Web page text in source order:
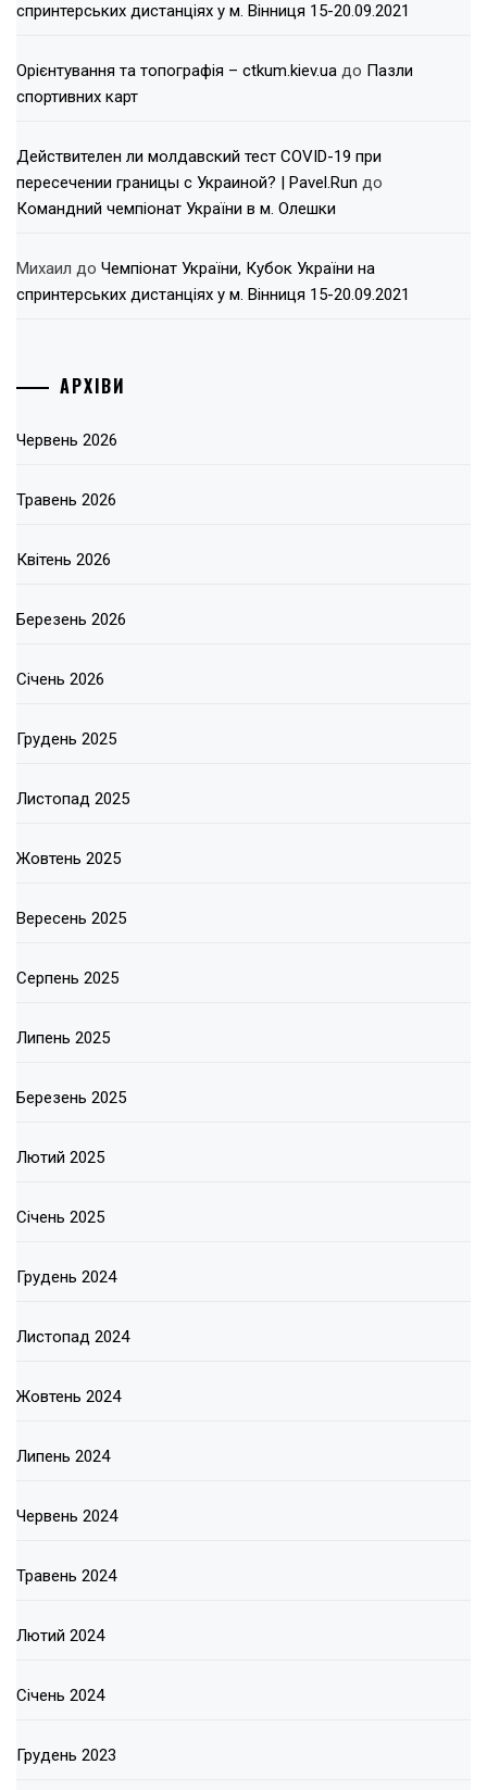
спринтерських дистанціях у м. Вінниця 15-20.09.2021
Орієнтування та топографія – ctkum.kiev.ua до Пазли
спортивних карт
Действителен ли молдавский тест COVID-19 при
пересечении границы с Украиной? | Pavel.Run до
Командний чемпіонат України в м. Олешки
Михаил до Чемпіонат України, Кубок України на
спринтерських дистанціях у м. Вінниця 15-20.09.2021
АРХІВИ
Червень 2026
Травень 2026
Квітень 2026
Березень 2026
Січень 2026
Грудень 2025
Листопад 2025
Жовтень 2025
Вересень 2025
Серпень 2025
Липень 2025
Березень 2025
Лютий 2025
Січень 2025
Грудень 2024
Листопад 2024
Жовтень 2024
Липень 2024
Червень 2024
Травень 2024
Лютий 2024
Січень 2024
Грудень 2023